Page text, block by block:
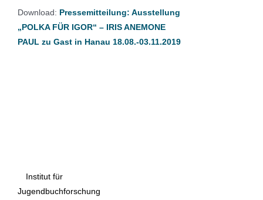
Download: Pressemitteilung: Ausstellung
„POLKA FÜR IGOR“ – IRIS ANEMONE
PAUL zu Gast in Hanau 18.08.-03.11.2019
Institut für
Jugendbuchforschung